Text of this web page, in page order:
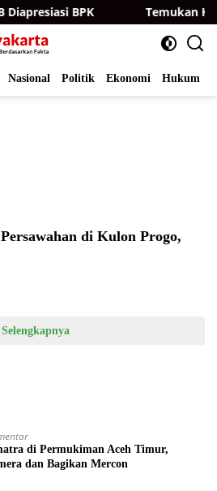
BPK Temukan
Nasional Politik Ekonomi Hukum
di Kulon Progo,
Selengkapnya
di Permukiman Aceh Timur,
dan Bagikan Mercon